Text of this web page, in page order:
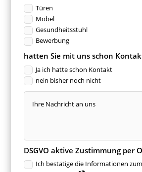
Türen
Möbel
Gesundheitsstuhl
Bewerbung
hatten Sie mit uns schon
Ja ich hatte schon Kontakt
nein bisher noch nicht
DSGVO aktive Zustimmung per
Ich bestätige die Informationen